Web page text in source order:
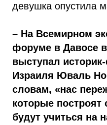
девушка опустила
– На Всемирном
форуме в Давосе в
выступал
Израиля Юваль
словам, «нас
которые
будут учиться на